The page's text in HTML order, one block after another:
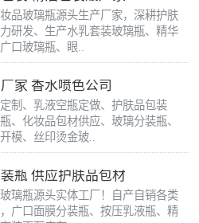
品玻璃瓶源头生产厂家，深耕护肤
研发、生产水乳套装玻璃瓶、精华
口玻璃瓶、眼..
家 香水喷色公司
制、乳液空瓶定做、护肤品包装
、化妆品包材供应、玻璃分装瓶、
模、丝印烫金玻..
瓶 供应护肤品包材
璃瓶源头实体工厂！自产自销各类
广口面膜分装瓶、按压乳液瓶、精